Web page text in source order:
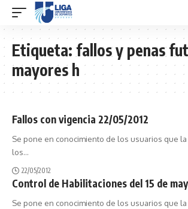
Etiqueta:fallos y penas
mayores h
Fallos con vigencia 22/05/2012
Se pone en conocimiento de los usuarios que
los…
22/05/2012
Control de Habilitaciones del 15 de
Se pone en conocimiento de los usuarios que